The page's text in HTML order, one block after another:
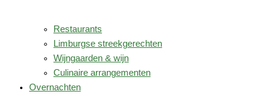
Restaurants
Limburgse streekgerechten
Wijngaarden & wijn
Culinaire arrangementen
Overnachten